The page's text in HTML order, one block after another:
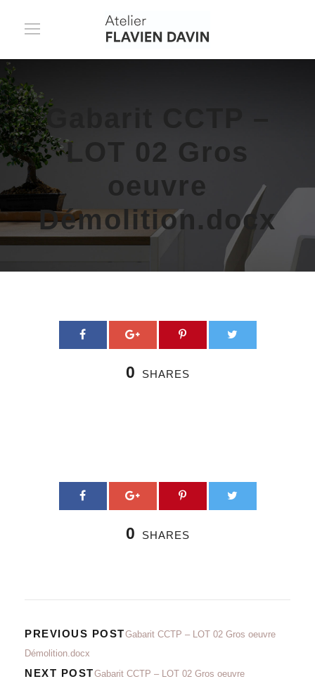
Gabarit CCTP –
LOT 02 Gros
oeuvre
Démolition.docx
0 SHARES
0 SHARES
PREVIOUS POSTGabarit CCTP – LOT 02 Gros oeuvre
Démolition.docx
NEXT POSTGabarit CCTP – LOT 02 Gros oeuvre